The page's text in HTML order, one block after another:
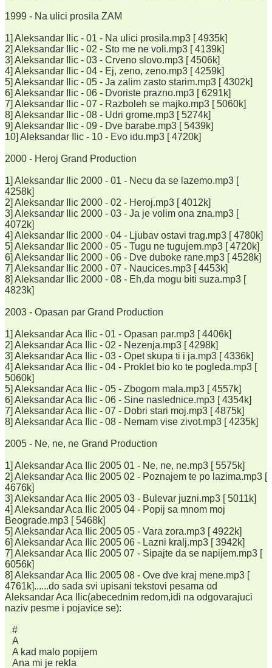
1999 - Na ulici prosila ZAM
1] Aleksandar Ilic - 01 - Na ulici prosila.mp3 [ 4935k]
2] Aleksandar Ilic - 02 - Sto me ne voli.mp3 [ 4139k]
3] Aleksandar Ilic - 03 - Crveno slovo.mp3 [ 4506k]
4] Aleksandar Ilic - 04 - Ej, zeno, zeno.mp3 [ 4259k]
5] Aleksandar Ilic - 05 - Ja zalim zasto starim.mp3 [ 4302k]
6] Aleksandar Ilic - 06 - Dvoriste prazno.mp3 [ 6291k]
7] Aleksandar Ilic - 07 - Razboleh se majko.mp3 [ 5060k]
8] Aleksandar Ilic - 08 - Udri grome.mp3 [ 5274k]
9] Aleksandar Ilic - 09 - Dve barabe.mp3 [ 5439k]
10] Aleksandar Ilic - 10 - Evo idu.mp3 [ 4720k]
2000 - Heroj Grand Production
1] Aleksandar Ilic 2000 - 01 - Necu da se lazemo.mp3 [
4258k]
2] Aleksandar Ilic 2000 - 02 - Heroj.mp3 [ 4012k]
3] Aleksandar Ilic 2000 - 03 - Ja je volim ona zna.mp3 [
4072k]
4] Aleksandar Ilic 2000 - 04 - Ljubav ostavi trag.mp3 [ 4780k]
5] Aleksandar Ilic 2000 - 05 - Tugu ne tugujem.mp3 [ 4720k]
6] Aleksandar Ilic 2000 - 06 - Dve duboke rane.mp3 [ 4528k]
7] Aleksandar Ilic 2000 - 07 - Naucices.mp3 [ 4453k]
8] Aleksandar Ilic 2000 - 08 - Eh,da mogu biti suza.mp3 [
4823k]
2003 - Opasan par Grand Production
1] Aleksandar Aca Ilic - 01 - Opasan par.mp3 [ 4406k]
2] Aleksandar Aca Ilic - 02 - Nezenja.mp3 [ 4298k]
3] Aleksandar Aca Ilic - 03 - Opet skupa ti i ja.mp3 [ 4336k]
4] Aleksandar Aca Ilic - 04 - Proklet bio ko te pogleda.mp3 [
5060k]
5] Aleksandar Aca Ilic - 05 - Zbogom mala.mp3 [ 4557k]
6] Aleksandar Aca Ilic - 06 - Sine naslednice.mp3 [ 4354k]
7] Aleksandar Aca Ilic - 07 - Dobri stari moj.mp3 [ 4875k]
8] Aleksandar Aca Ilic - 08 - Nemam vise zivot.mp3 [ 4235k]
2005 - Ne, ne, ne Grand Production
1] Aleksandar Aca Ilic 2005 01 - Ne, ne, ne.mp3 [ 5575k]
2] Aleksandar Aca Ilic 2005 02 - Poznajem te po lazima.mp3 [
4676k]
3] Aleksandar Aca Ilic 2005 03 - Bulevar juzni.mp3 [ 5011k]
4] Aleksandar Aca Ilic 2005 04 - Popij sa mnom moj
Beograde.mp3 [ 5468k]
5] Aleksandar Aca Ilic 2005 05 - Vara zora.mp3 [ 4922k]
6] Aleksandar Aca Ilic 2005 06 - Lazni kralj.mp3 [ 3942k]
7] Aleksandar Aca Ilic 2005 07 - Sipajte da se napijem.mp3 [
6056k]
8] Aleksandar Aca Ilic 2005 08 - Ove dve kraj mene.mp3 [
4761k]......do sada svi upisani tekstovi pesama od
Aleksandar Aca Ilic(abecednim redom,idi na odgovarajuci
naziv pesme i pojavice se):
#
A
A kad malo popijem
Ana mi je rekla